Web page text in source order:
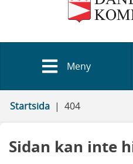
Meny
Startsida 404
Sidan kan inte